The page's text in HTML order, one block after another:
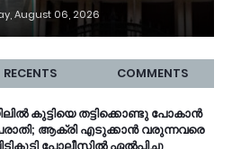
August 06, 2026
RECENTS COMMENTS
കുട്ടിയെ തട്ടിക്കൊണ്ടു പോകാൻ
ആക്രി എടുക്കാൻ വരുന്നവരെ